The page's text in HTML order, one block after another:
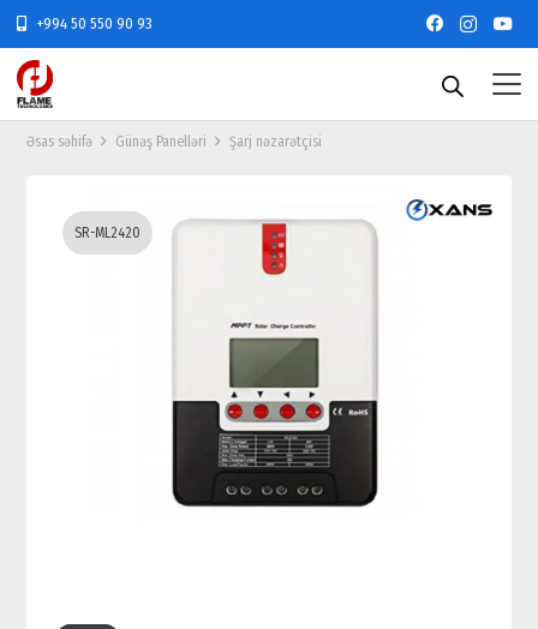
+994 50 550 90 93
Əsas səhifə Günəş Panelləri Şarj nəzarətçisi
SR-ML2420